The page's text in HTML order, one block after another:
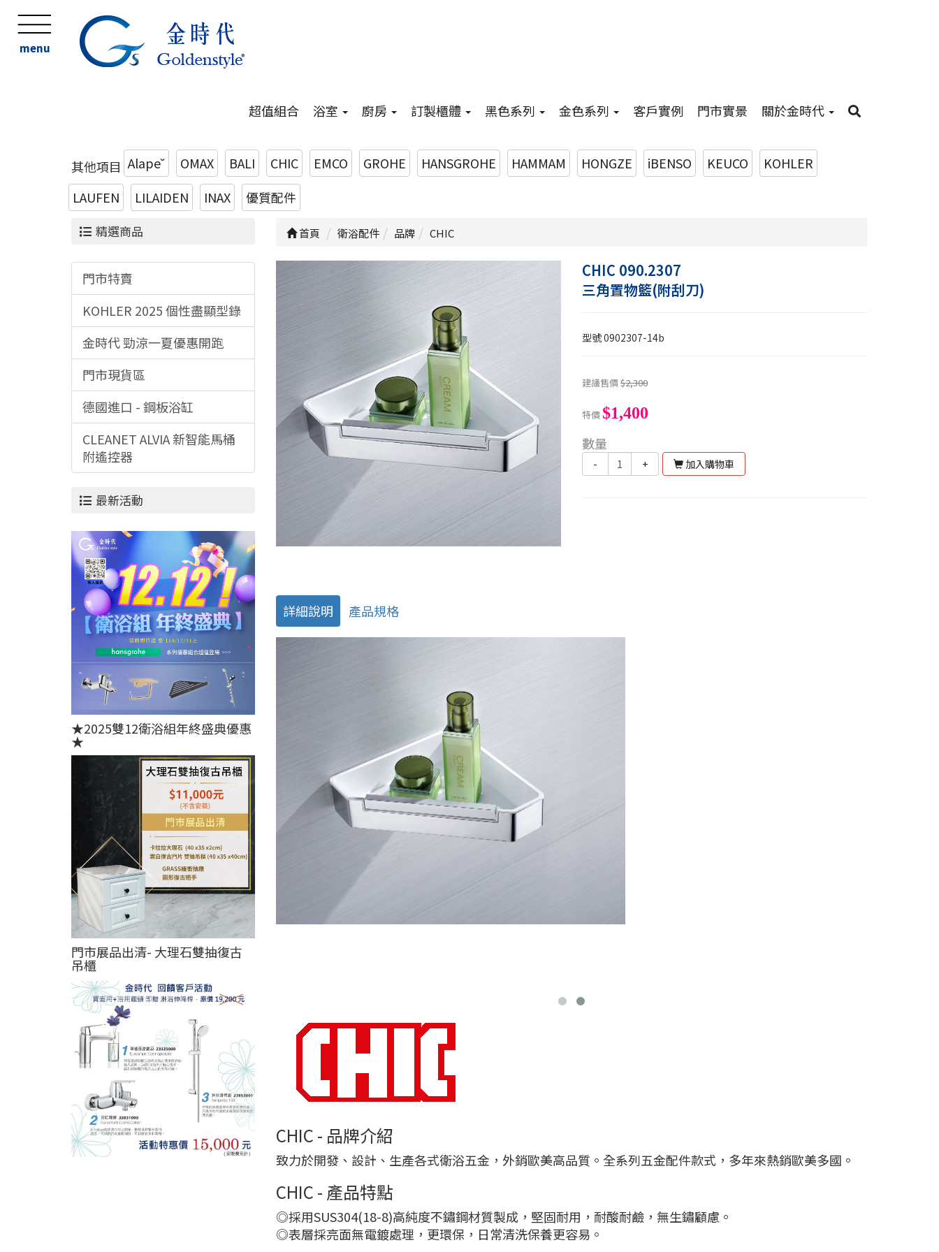
menu
超值組合 浴室 廚房 訂製櫃體 黑色系列 金色系列 客戶實例 門市實景 關於金時代
其他項目 Alape˘ OMAX BALI CHIC EMCO GROHE HANSGROHE HAMMAM HONGZE iBENSO KEUCO
KOHLER
LAUFEN
LILAIDEN INAX 優質配件
精選商品
門市特賣
KOHLER 2025 個性盡顯型錄
金時代 勁涼一夏優惠開跑
門市現貨區
德國進口 - 鋼板浴缸
CLEANET ALVIA 新智能馬桶
附遙控器
最新活動
★2025雙12衛浴組年終盛典優惠
★
門市展品出清- 大理石雙抽復古
吊櫃
首頁 衛浴配件 品牌 CHIC
CHIC 090.2307
三角置物籃(附刮刀)
型號0902307-14b
建議售價$2,300
特價$1,400
數量
- + 加入購物車
詳細說明 產品規格
CHIC - 品牌介紹
致力於開發、設計、生產各式衛浴五金，外銷歐美高品質。全系列五金配件款式，多年來熱銷歐美多國。
CHIC - 產品特點
◎採用SUS304(18-8)高純度不鏽鋼材質製成，堅固耐用，耐酸耐鹼，無生鏽顧慮。
◎表層採亮面無電鍍處理，更環保，日常清洗保養更容易。